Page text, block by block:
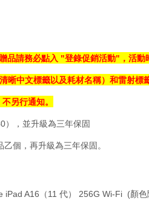
品請務必點入 "登錄促銷活動"，活動
晰中文標籤以及耗材名稱） 和雷射標
另行通知。
），並升級為三年保固
個，再升級為三年保固。
A16（11 代） 256G Wi-Fi (顏